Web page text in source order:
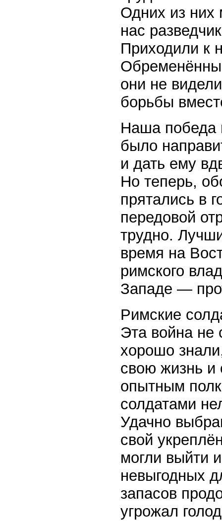
Одних из
нас
Приходили к
они не
борьбы
Наша победа
было
и дать ему
Но теперь,
прятались в
передовой
трудно.
время на
римского
Западе —
Римские
Эта война не
хорошо
свою жизнь и
опытным
солдатами
Удачно
свой
могли выйти
невыгодных
запасов
угрожал